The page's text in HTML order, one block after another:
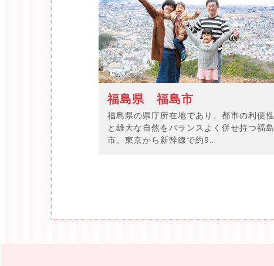
福島県 福島市
福島県の県庁所在地であり、都市の利便性
と雄大な自然をバランスよく併せ持つ福島
市。東京から新幹線で約9...